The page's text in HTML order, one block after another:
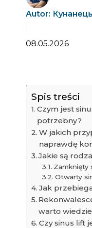
Autor:
08.05.2026
Spis treści
Czym jest
potrzebny?
W jakich
naprawdę
Jakie są
Zamknięty
Otwarty
Jak
warto
Czy sinus lift